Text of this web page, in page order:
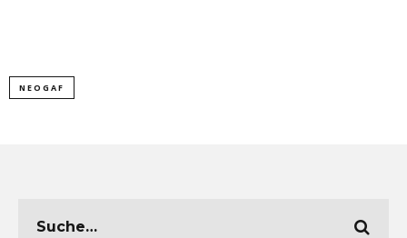
NEOGAF